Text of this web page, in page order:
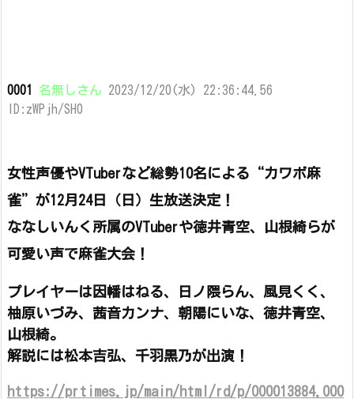
0001 名無しさん 2023/12/20(水) 22:36:44.56
ID:zWPjh/SH0
女性声優やVTuberなど総勢10名による“カワボ麻
雀”が12月24日（日）生放送決定！
ななしいんく所属のVTuberや徳井青空、山根綺らが
可愛い声で麻雀大会！
プレイヤーは因幡はねる、日ノ隈らん、風見くく、
柚原いづみ、茜音カンナ、朝陽にいな、徳井青空、
山根綺。
解説には松本吉弘、千羽黒乃が出演！
https://prtimes.jp/main/html/rd/p/000013884.000